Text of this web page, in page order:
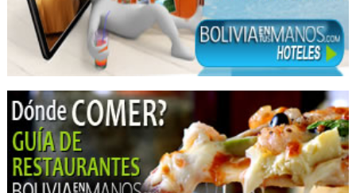
Accesorios para Mascotas
Acabados para construcción
Accesorios para construcción
Barandas de Aluminio
Barandas
Casas para perros
Casas para gatos
Marquetería